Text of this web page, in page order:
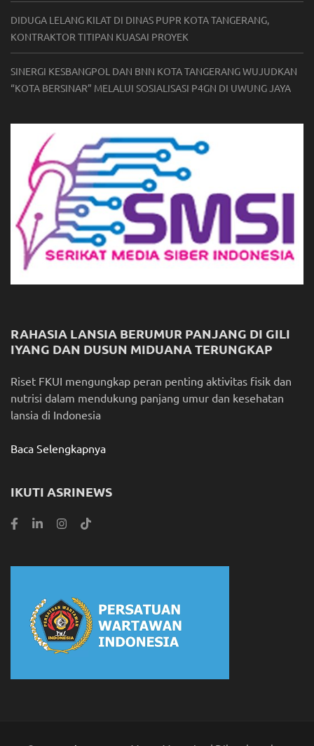
DIDUGA LELANG KILAT DI DINAS PUPR KOTA TANGERANG,
KONTRAKTOR TITIPAN KUASAI PROYEK
SINERGI KESBANGPOL DAN BNN KOTA TANGERANG WUJUDKAN
“KOTA BERSINAR” MELALUI SOSIALISASI P4GN DI UWUNG JAYA
RAHASIA LANSIA BERUMUR PANJANG DI GILI
IYANG DAN DUSUN MIDUANA TERUNGKAP
Riset FKUI mengungkap peran penting aktivitas fisik dan
nutrisi dalam mendukung panjang umur dan kesehatan
lansia di Indonesia
Baca Selengkapnya
IKUTI ASRINEWS